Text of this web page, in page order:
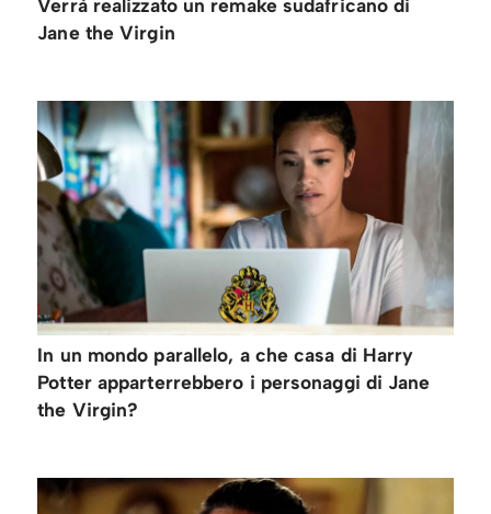
Verrà realizzato un remake sudafricano di
Jane the Virgin
In un mondo parallelo, a che casa di Harry
Potter apparterrebbero i personaggi di Jane
the Virgin?